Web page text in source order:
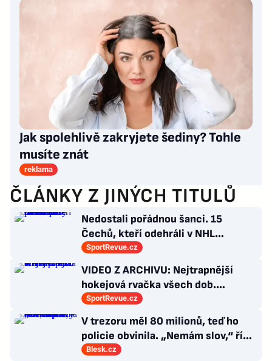
Jak spolehlivě zakryjete šediny? Tohle
musíte znát
reklama
ČLÁNKY Z JINÝCH TITULŮ
Nedostali pořádnou šanci. 15
Čechů, kteří odehráli v NHL
maximálně dva zápasy
SportRevue.cz
VIDEO Z ARCHIVU: Nejtrapnější
hokejová rvačka všech dob.
Nepadla v ní ani rána
SportRevue.cz
V trezoru měl 80 milionů, teď ho
policie obvinila. „Nemám slov,“ říká
exšéf Správy železnic
Blesk.cz